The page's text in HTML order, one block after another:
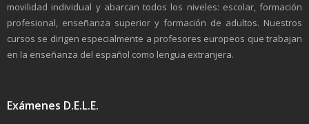
movilidad individual y abarcan todos los niveles: escolar, formación
profesional, enseñanza superior y formación de adultos. Nuestros
cursos se dirigen especialmente a profesores europeos que trabajan
en la enseñanza del español como lengua extranjera.
Exámenes D.E.L.E.